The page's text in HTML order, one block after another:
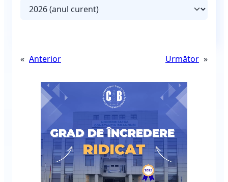
« Anterior Următor »